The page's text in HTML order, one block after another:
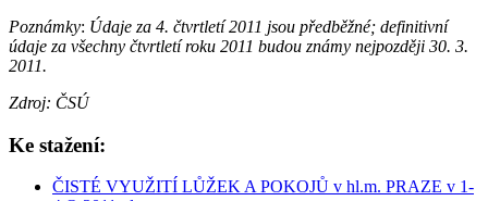
Poznámky: Údaje za 4. čtvrtletí 2011 jsou předběžné; definitivní
údaje za všechny čtvrtletí roku 2011 budou známy nejpozději 30. 3.
2011.
Zdroj: ČSÚ
Ke stažení:
ČISTÉ VYUŽITÍ LŮŽEK A POKOJŮ v hl.m. PRAZE v 1-